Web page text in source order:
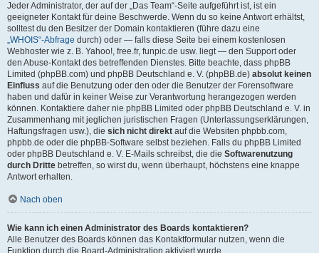
Jeder Administrator, der auf der „Das Team“-Seite aufgeführt ist, ist ein
geeigneter Kontakt für deine Beschwerde. Wenn du so keine Antwort erhältst,
solltest du den Besitzer der Domain kontaktieren (führe dazu eine
„WHOIS“-Abfrage durch) oder — falls diese Seite bei einem kostenlosen
Webhoster wie z. B. Yahoo!, free.fr, funpic.de usw. liegt — den Support oder
den Abuse-Kontakt des betreffenden Dienstes. Bitte beachte, dass phpBB
Limited (phpBB.com) und phpBB Deutschland e. V. (phpBB.de) absolut keinen
Einfluss auf die Benutzung oder den oder die Benutzer der Forensoftware
haben und dafür in keiner Weise zur Verantwortung herangezogen werden
können. Kontaktiere daher nie phpBB Limited oder phpBB Deutschland e. V. in
Zusammenhang mit jeglichen juristischen Fragen (Unterlassungserklärungen,
Haftungsfragen usw.), die sich nicht direkt auf die Websiten phpbb.com,
phpbb.de oder die phpBB-Software selbst beziehen. Falls du phpBB Limited
oder phpBB Deutschland e. V. E-Mails schreibst, die die Softwarenutzung
durch Dritte betreffen, so wirst du, wenn überhaupt, höchstens eine knappe
Antwort erhalten.
Nach oben
Wie kann ich einen Administrator des Boards kontaktieren?
Alle Benutzer des Boards können das Kontaktformular nutzen, wenn die
Funktion durch die Board-Administration aktiviert wurde.